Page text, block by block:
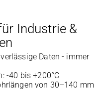
Industrie &
Daten - immer
-40 bis +200°C
von 30–140 mm